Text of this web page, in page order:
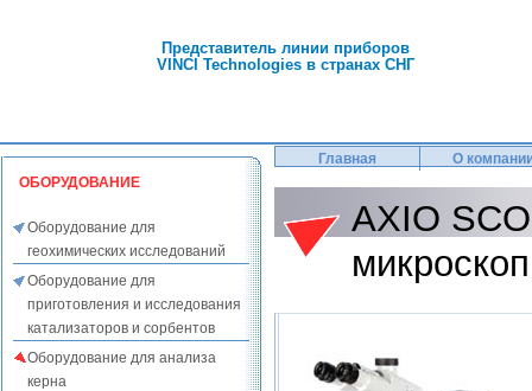
Представитель линии приборов
VINCI Technologies в странах СНГ
ОБОРУДОВАНИЕ
Оборудование для
геохимических исследований
Оборудование для
приготовления и исследования
катализаторов и сорбентов
Оборудование для анализа
керна
Главная О
AXIO
микроскоп